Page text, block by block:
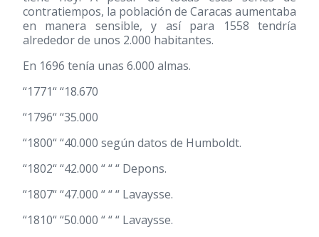
contratiempos, la población de Caracas aumentaba
en manera sensible, y así para 1558 tendría
alrededor de unos 2.000 habitantes.
En 1696 tenía unas 6.000 almas.
“1771“ “18.670
“1796“ “35.000
“1800“ “40.000 según datos de Humboldt.
“1802“ “42.000 “ “ “ Depons.
“1807“ “47.000 “ “ “ Lavaysse.
“1810“ “50.000 “ “ “ Lavaysse.